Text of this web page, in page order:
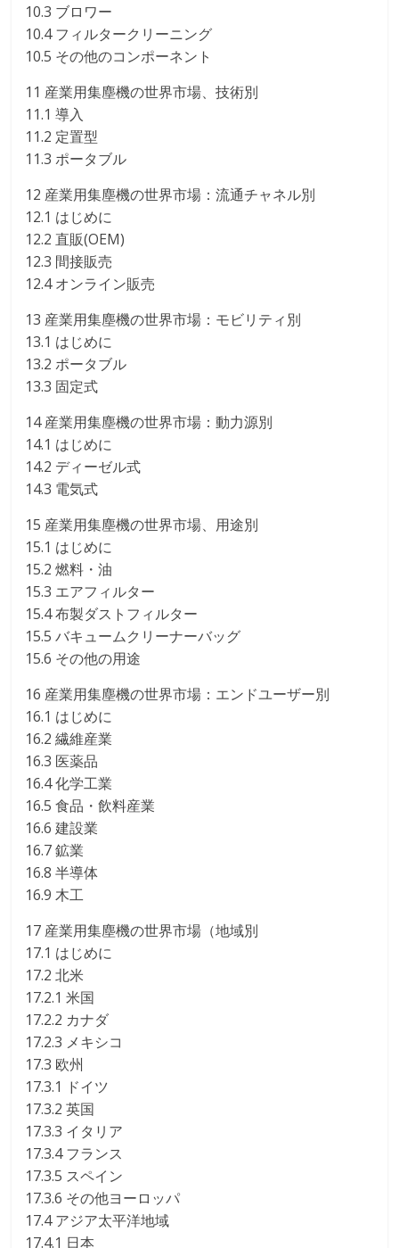
10.3 ブロワー
10.4 フィルタークリーニング
10.5 その他のコンポーネント
11 産業用集塵機の世界市場、技術別
11.1 導入
11.2 定置型
11.3 ポータブル
12 産業用集塵機の世界市場：流通チャネル別
12.1 はじめに
12.2 直販(OEM)
12.3 間接販売
12.4 オンライン販売
13 産業用集塵機の世界市場：モビリティ別
13.1 はじめに
13.2 ポータブル
13.3 固定式
14 産業用集塵機の世界市場：動力源別
14.1 はじめに
14.2 ディーゼル式
14.3 電気式
15 産業用集塵機の世界市場、用途別
15.1 はじめに
15.2 燃料・油
15.3 エアフィルター
15.4 布製ダストフィルター
15.5 バキュームクリーナーバッグ
15.6 その他の用途
16 産業用集塵機の世界市場：エンドユーザー別
16.1 はじめに
16.2 繊維産業
16.3 医薬品
16.4 化学工業
16.5 食品・飲料産業
16.6 建設業
16.7 鉱業
16.8 半導体
16.9 木工
17 産業用集塵機の世界市場（地域別
17.1 はじめに
17.2 北米
17.2.1 米国
17.2.2 カナダ
17.2.3 メキシコ
17.3 欧州
17.3.1 ドイツ
17.3.2 英国
17.3.3 イタリア
17.3.4 フランス
17.3.5 スペイン
17.3.6 その他ヨーロッパ
17.4 アジア太平洋地域
17.4.1 日本